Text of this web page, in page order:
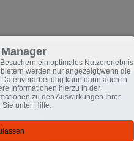
ein optimales Nutzererlebnis
werden nur angezeigt,wenn die
kann dann auch in
Informationen hierzu in der
zu den Auswirkungen Ihrer
Sie unter Hilfe.